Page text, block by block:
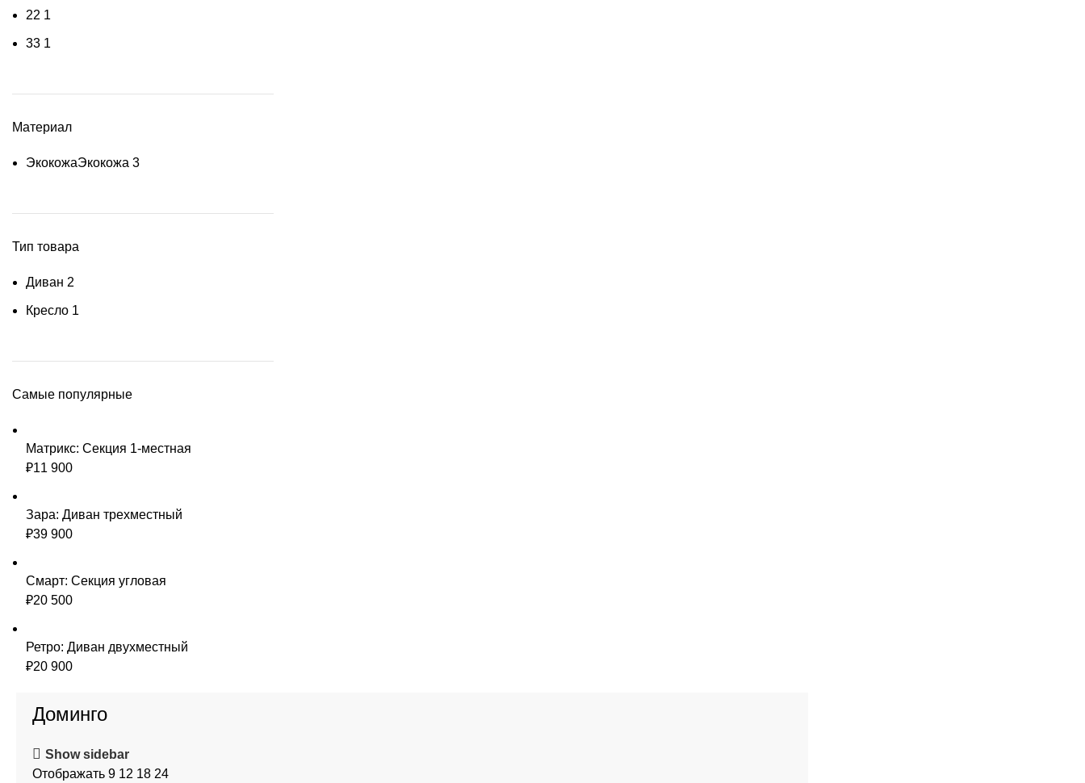
22 1
33 1
Материал
ЭкокожаЭкокожа 3
Тип товара
Диван 2
Кресло 1
Самые популярные
Матрикс: Секция 1-местная
₽11 900
Зара: Диван трехместный
₽39 900
Смарт: Секция угловая
₽20 500
Ретро: Диван двухместный
₽20 900
Доминго
Show sidebar
Отображать 9 12 18 24